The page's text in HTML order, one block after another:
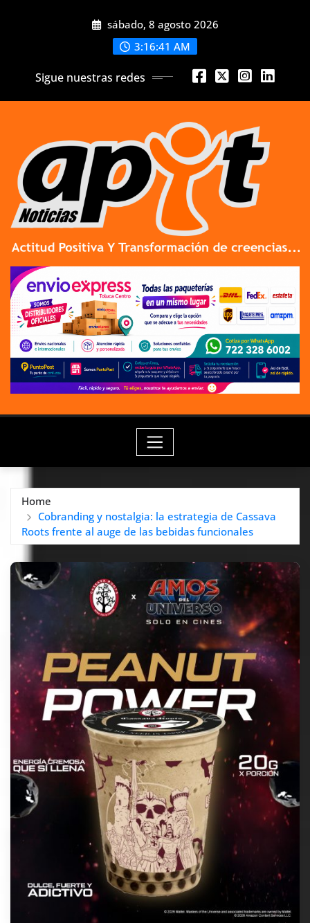
sábado, 8 agosto 2026
3:16:41 AM
Sigue nuestras redes
Home
Cobranding y nostalgia: la estrategia de Cassava
Roots frente al auge de las bebidas funcionales